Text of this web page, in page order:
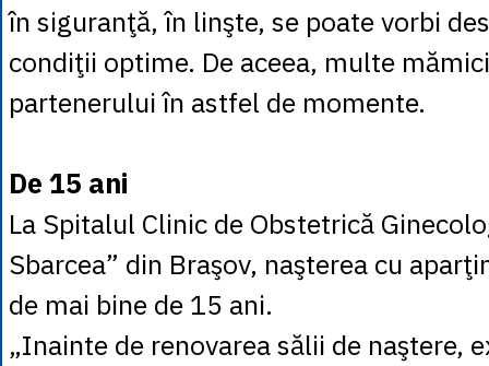
în siguranţă, în linşte, se poate vorbi
condiţii optime. De aceea, multe
partenerului în astfel de momente.
De 15 ani
La Spitalul Clinic de Obstetrică
Sbarcea” din Braşov, naşterea cu
de mai bine de 15 ani.
„Inainte de renovarea sălii de naştere,